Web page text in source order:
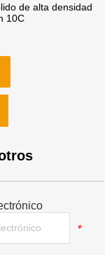
de alta densidad
10C
*